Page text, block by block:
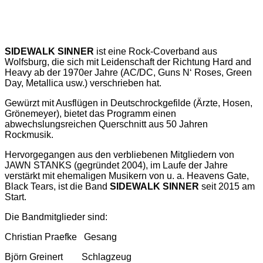
SIDEWALK SINNER ist eine Rock-Coverband aus
Wolfsburg, die sich mit Leidenschaft der Richtung Hard and
Heavy ab der 1970er Jahre (AC/DC, Guns N‘ Roses, Green
Day, Metallica usw.) verschrieben hat.
Gewürzt mit Ausflügen in Deutschrockgefilde (Ärzte, Hosen,
Grönemeyer), bietet das Programm einen
abwechslungsreichen Querschnitt aus 50 Jahren
Rockmusik.
Hervorgegangen aus den verbliebenen Mitgliedern von
JAWN STANKS (gegründet 2004), im Laufe der Jahre
verstärkt mit ehemaligen Musikern von u. a. Heavens Gate,
Black Tears, ist die Band SIDEWALK SINNER seit 2015 am
Start.
Die Bandmitglieder sind:
Christian Praefke Gesang
Björn Greinert Schlagzeug